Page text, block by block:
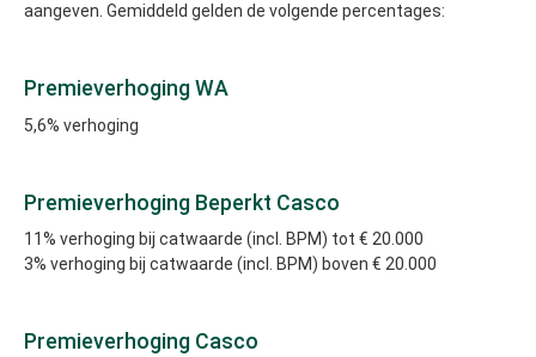
aangeven. Gemiddeld gelden de volgende percentages:
Premieverhoging WA
5,6% verhoging
Premieverhoging Beperkt Casco
11% verhoging bij catwaarde (incl. BPM) tot € 20.000
3% verhoging bij catwaarde (incl. BPM) boven € 20.000
Premieverhoging Casco